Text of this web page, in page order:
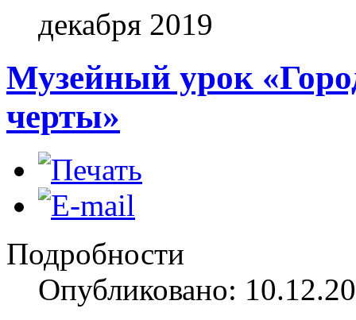
декабря 2019
Музейный урок
черты»
Подробности
Опубликовано: